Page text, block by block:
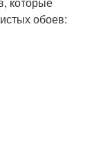
обоев: